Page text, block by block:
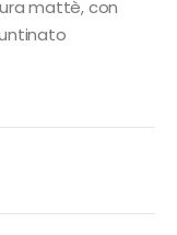
mattè, con